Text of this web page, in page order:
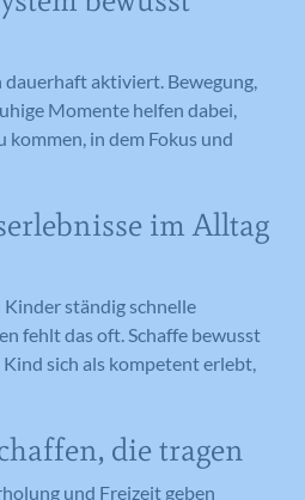
aktiviert. Bewegung,
Momente helfen dabei,
in dem Fokus und
im Alltag
ständig schnelle
fehlt das oft. Schaffe bewusst
sich als kompetent erlebt,
die tragen
und Freizeit geben